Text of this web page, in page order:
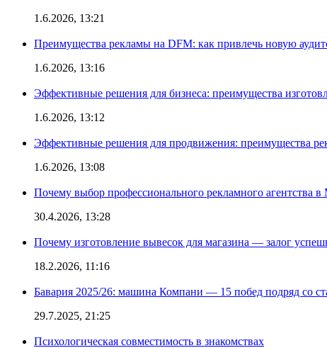
1.6.2026, 13:21
Преимущества рекламы на DFM: как привлечь новую
1.6.2026, 13:16
Эффективные решения для бизнеса: преимущества
1.6.2026, 13:12
Эффективные решения для продвижения: преимущества
1.6.2026, 13:08
Почему выбор профессионального рекламного агентства
30.4.2026, 13:28
Почему изготовление вывесок для магазина — залог
18.2.2026, 11:16
Бавария 2025/26: машина Компани — 15 побед подряд со
29.7.2025, 21:25
Психологическая совместимость в знакомствах